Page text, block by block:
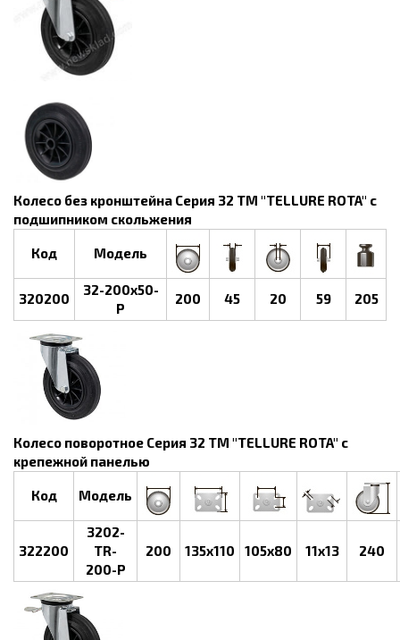
Колесо без кронштейна Серия 32 ТМ "TELLURE ROTA" с
подшипником скольжения
Код Модель
320200
32-200х50-
P
200 45 20 59 205
Колесо поворотное Серия 32 ТМ "TELLURE ROTA" с
крепежной панелью
Код Модель
322200
3202-
TR-
200-P
200 135x110 105x80 11x13 240